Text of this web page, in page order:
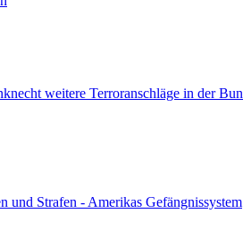
weitere Terroranschläge in der
und Strafen - Amerikas Gefängnissystem